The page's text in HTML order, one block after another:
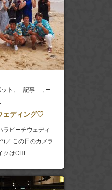
ト , ― 記事 ―, ー
ェディング♡
ラビーチウェディ
／ この日のカメラ
クはCHI…